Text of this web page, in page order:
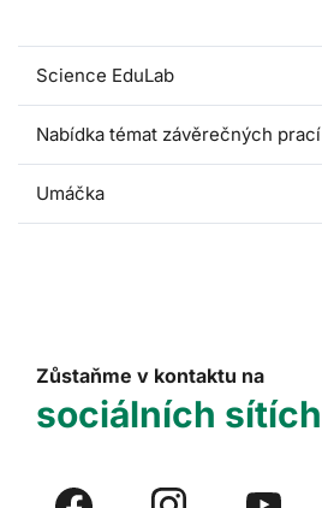
Science EduLab
Nabídka témat závěrečných prací
Umáčka
Zůstaňme v kontaktu na
sociálních sítích